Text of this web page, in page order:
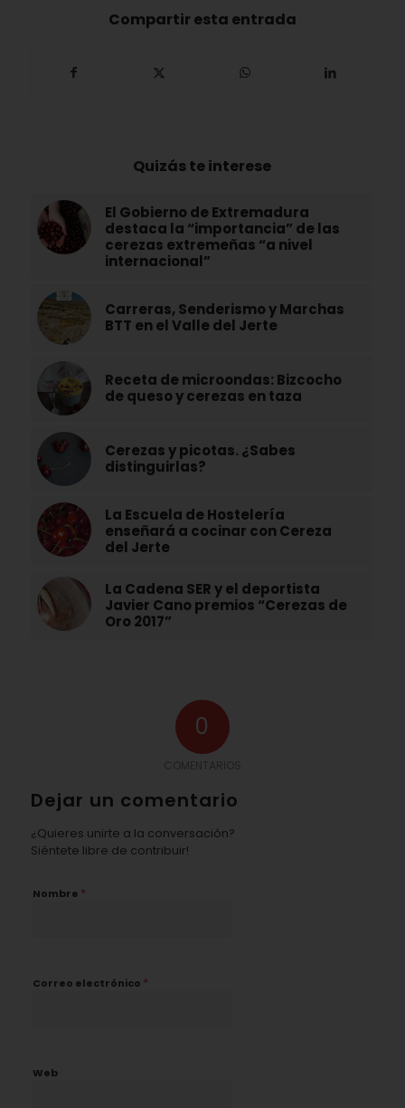
Compartir esta entrada
Quizás te interese
El Gobierno de Extremadura
destaca la “importancia” de las
cerezas extremeñas “a nivel
internacional”
Carreras, Senderismo y Marchas
BTT en el Valle del Jerte
Receta de microondas: Bizcocho
de queso y cerezas en taza
Cerezas y picotas. ¿Sabes
distinguirlas?
La Escuela de Hostelería
enseñará a cocinar con Cereza
del Jerte
La Cadena SER y el deportista
Javier Cano premios “Cerezas de
Oro 2017”
0
Dejar un comentario
¿Quieres unirte a la conversación?
Siéntete libre de contribuir!
Nombre *
Correo electrónico *
Web